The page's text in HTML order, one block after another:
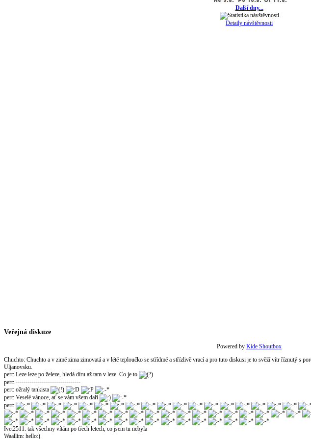
Další dny...
Detaily návštěvnosti
Veřejná diskuze
Powered by Kide Shoutbox
Chuchto: Chuchto a v zimě zima zimovatá a v létě teploučko se střídmě a střízlivě vrací a pro tuto diskusi je to svěží vítr říznutý s
Uljanovsku.
pert: Leze leze po železe, hledá díru až tam v leze. Co je to
pert: ---------------------------------
pert: ožralý tankista
pert: Veselé vánoce, ať se vám všem daří
pert:
Ivet2511: tak všechny vítám po třech letech, co jsem tu nebyla
Waallim: hello:)